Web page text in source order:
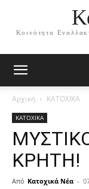
Κοινότητα
Αρχική ΚΑΤΟΧΙΚΑ
ΚΑΤΟΧΙΚΑ
ΚΡΗΤΗ!
Από Κατοχικά Νέα -